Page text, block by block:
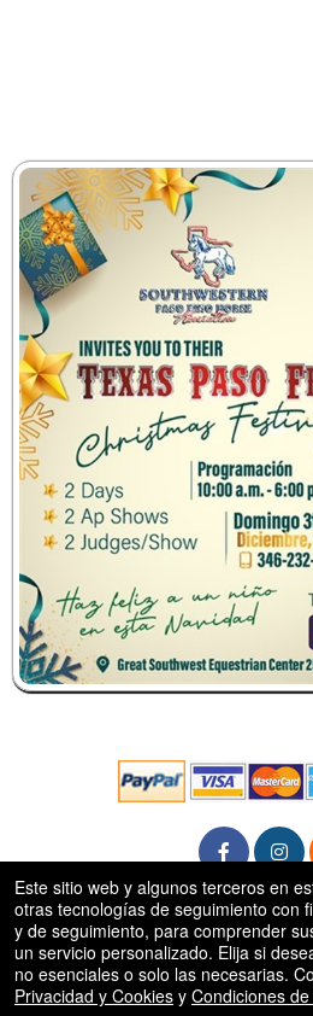
© Todos los Derechos
50.28.84.148
Condiciones de
Este sitio web y algunos terceros en
otras tecnologías de seguimiento con
y de seguimiento, para comprender
un servicio personalizado. Elija si
no esenciales o solo las necesarias.
Privacidad y Cookies y Condiciones de